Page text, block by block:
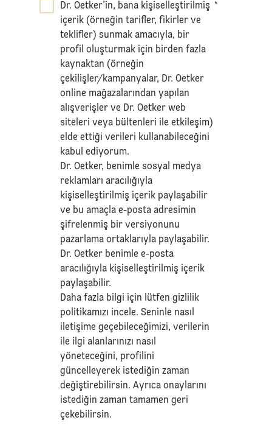
Dr. Oetker’in, bana kişiselleştirilmiş
içerik (örneğin tarifler, fikirler ve
teklifler) sunmak amacıyla, bir
profil oluşturmak için birden fazla
kaynaktan (örneğin
çekilişler/kampanyalar, Dr. Oetker
online mağazalarından yapılan
alışverişler ve Dr. Oetker web
siteleri veya bültenleri ile etkileşim)
elde ettiği verileri kullanabileceğini
kabul ediyorum.
Dr. Oetker, benimle sosyal medya
reklamları aracılığıyla
kişiselleştirilmiş içerik paylaşabilir
ve bu amaçla e-posta adresimin
şifrelenmiş bir versiyonunu
pazarlama ortaklarıyla paylaşabilir.
Dr. Oetker benimle e-posta
aracılığıyla kişiselleştirilmiş içerik
paylaşabilir.
Daha fazla bilgi için lütfengizlilik
politikamızı incele. Seninle nasıl
iletişime geçebileceğimizi, verilerin
ile ilgi alanlarınızı nasıl
yöneteceğini, profilini
güncelleyerek istediğin zaman
değiştirebilirsin. Ayrıca onaylarını
istediğin zaman tamamen geri
çekebilirsin.
*